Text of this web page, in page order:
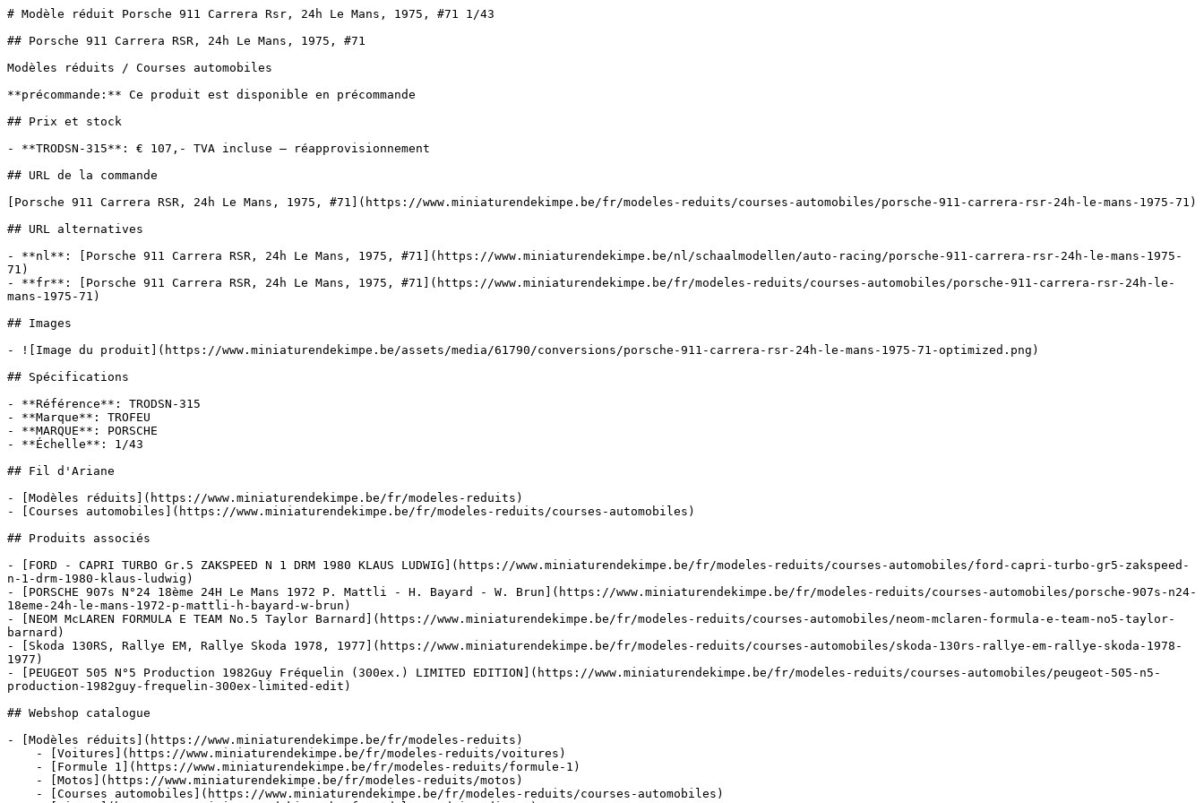
# Modèle réduit Porsche 911 Carrera Rsr, 24h Le Mans, 1975, #71 1/43
## Porsche 911 Carrera RSR, 24h Le Mans, 1975, #71
Modèles réduits / Courses automobiles
**précommande:** Ce produit est disponible en précommande
## Prix et stock
- **TRODSN-315**: € 107,- TVA incluse — réapprovisionnement
## URL de la commande
[Porsche 911 Carrera RSR, 24h Le Mans, 1975, #71](https://www.miniaturendekimpe.be/fr/modeles-reduits/courses-automobiles/porsche-911-carrera-rsr-24h-le-mans-1975-71)
## URL alternatives
- **nl**: [Porsche 911 Carrera RSR, 24h Le Mans, 1975, #71](https://www.miniaturendekimpe.be/nl/schaalmodellen/auto-racing/porsche-911-carrera-rsr-24h-le-mans-1975-
71)
- **fr**: [Porsche 911 Carrera RSR, 24h Le Mans, 1975, #71](https://www.miniaturendekimpe.be/fr/modeles-reduits/courses-automobiles/porsche-911-carrera-rsr-24h-le-
mans-1975-71)
## Images
- ![Image du produit](https://www.miniaturendekimpe.be/assets/media/61790/conversions/porsche-911-carrera-rsr-24h-le-mans-1975-71-optimized.png)
## Spécifications
- **Référence**: TRODSN-315
- **Marque**: TROFEU
- **MARQUE**: PORSCHE
- **Échelle**: 1/43
## Fil d'Ariane
- [Modèles réduits](https://www.miniaturendekimpe.be/fr/modeles-reduits)
- [Courses automobiles](https://www.miniaturendekimpe.be/fr/modeles-reduits/courses-automobiles)
## Produits associés
- [FORD - CAPRI TURBO Gr.5 ZAKSPEED N 1 DRM 1980 KLAUS LUDWIG](https://www.miniaturendekimpe.be/fr/modeles-reduits/courses-automobiles/ford-capri-turbo-gr5-zakspeed-
n-1-drm-1980-klaus-ludwig)
- [PORSCHE 907s N°24 18ème 24H Le Mans 1972 P. Mattli - H. Bayard - W. Brun](https://www.miniaturendekimpe.be/fr/modeles-reduits/courses-automobiles/porsche-907s-n24-
18eme-24h-le-mans-1972-p-mattli-h-bayard-w-brun)
- [NEOM McLAREN FORMULA E TEAM No.5 Taylor Barnard](https://www.miniaturendekimpe.be/fr/modeles-reduits/courses-automobiles/neom-mclaren-formula-e-team-no5-taylor-
barnard)
- [Skoda 130RS, Rallye EM, Rallye Skoda 1978, 1977](https://www.miniaturendekimpe.be/fr/modeles-reduits/courses-automobiles/skoda-130rs-rallye-em-rallye-skoda-1978-
1977)
- [PEUGEOT 505 N°5 Production 1982Guy Fréquelin (300ex.) LIMITED EDITION](https://www.miniaturendekimpe.be/fr/modeles-reduits/courses-automobiles/peugeot-505-n5-
production-1982guy-frequelin-300ex-limited-edit)
## Webshop catalogue
- [Modèles réduits](https://www.miniaturendekimpe.be/fr/modeles-reduits)